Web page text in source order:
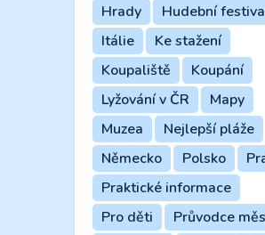
Hrady
Hudební
Itálie
Ke stažení
Koupaliště
Koupání
Lyžování v ČR
Mapy
Muzea
Nejlepší pláže
Německo
Polsko
Praktické informace
Pro děti
Průvodce